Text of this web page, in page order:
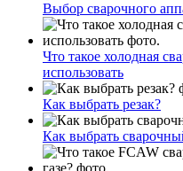
Выбор сварочного
Что такое холодная
использовать
Как выбрать резак?
Как выбрать